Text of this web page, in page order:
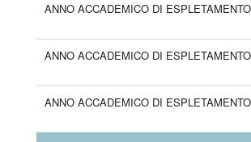
ANNO ACCADEMICO DI
ANNO ACCADEMICO DI
ANNO ACCADEMICO DI